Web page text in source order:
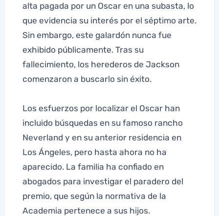
alta pagada por un Oscar en una subasta, lo
que evidencia su interés por el séptimo arte.
Sin embargo, este galardón nunca fue
exhibido públicamente. Tras su
fallecimiento, los herederos de Jackson
comenzaron a buscarlo sin éxito.
Los esfuerzos por localizar el Oscar han
incluido búsquedas en su famoso rancho
Neverland y en su anterior residencia en
Los Ángeles, pero hasta ahora no ha
aparecido. La familia ha confiado en
abogados para investigar el paradero del
premio, que según la normativa de la
Academia pertenece a sus hijos.